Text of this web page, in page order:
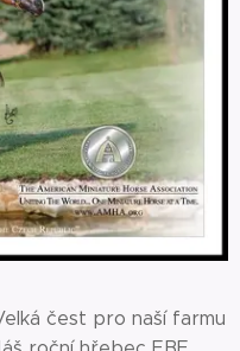
čest pro naší farmu